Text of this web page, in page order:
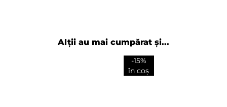
Alții au mai cumpărat și...
-15%
în coș